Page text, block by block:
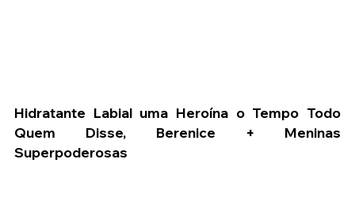
Hidratante Labial uma Heroína o Tempo Todo
Quem Disse, Berenice + Meninas
Superpoderosas